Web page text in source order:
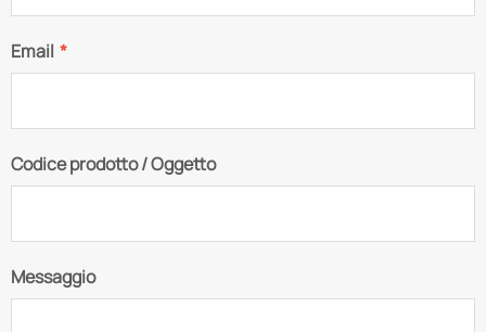
Email *
Codice prodotto / Oggetto
Messaggio